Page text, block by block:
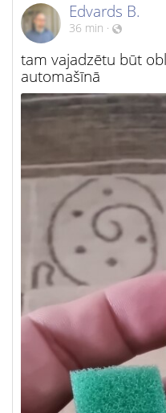
Edvards B.
36 min ·
tam vajadzētu būt
automašīnā